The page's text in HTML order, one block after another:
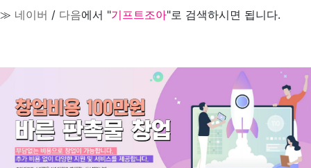
≫ 네이버 / 다음에서 "기프트조아"로 검색하시면 됩니다.